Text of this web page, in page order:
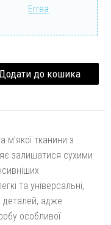
Errea
м’якої тканини з
залишатися сухими
та універсальні,
деталей, адже
особливої